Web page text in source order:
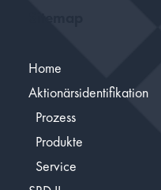
Home
Aktionärsidentifikation
Prozess
Produkte
Service